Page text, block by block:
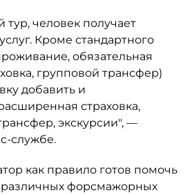
тур, человек получает
Кроме стандартного
обязательная
групповой трансфер)
добавить и
страховка,
экскурсии", —
службе.
как правило готов помочь
форсмажорных